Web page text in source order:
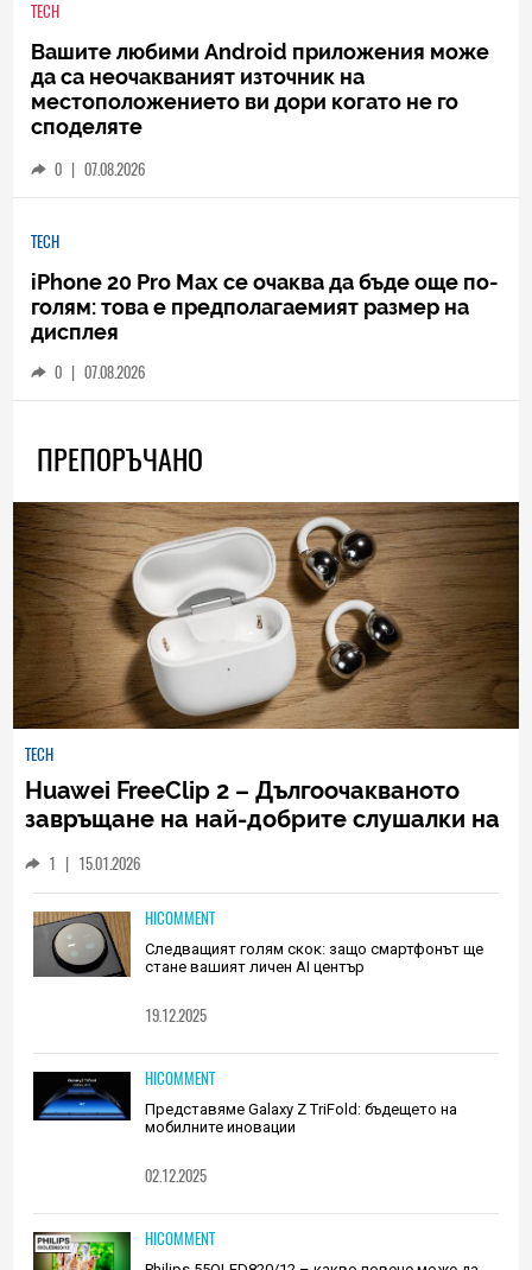
TECH
Вашите любими Android приложения може
да са неочакваният източник на
местоположението ви дори когато не го
споделяте
0 | 07.08.2026
TECH
iPhone 20 Pro Max се очаква да бъде още по-
голям: това е предполагаемият размер на
дисплея
0 | 07.08.2026
ПРЕПОРЪЧАНО
TECH
Huawei FreeClip 2 – Дългоочакваното
завръщане на най-добрите слушалки на
1 | 15.01.2026
HICOMMENT
Следващият голям скок: защо смартфонът ще
стане вашият личен AI център
19.12.2025
HICOMMENT
Представяме Galaxy Z TriFold: бъдещето на
мобилните иновации
02.12.2025
HICOMMENT